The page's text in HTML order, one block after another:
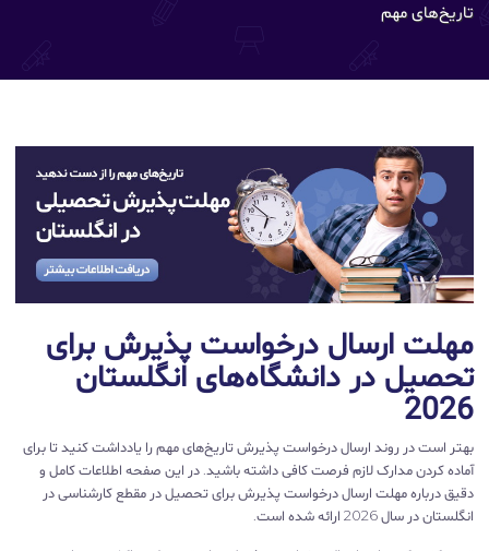
تاریخ‌های مهم
مهلت ارسال درخواست پذیرش برای
تحصیل در دانشگاه‌های انگلستان
2026
بهتر است در روند ارسال درخواست پذیرش تاریخ‌های مهم را یادداشت کنید تا برای
آماده کردن مدارک لازم فرصت کافی داشته باشید. در این صفحه اطلاعات کامل و
دقیق درباره مهلت ارسال درخواست پذیرش برای تحصیل در مقطع کارشناسی در
انگلستان در سال 2026 ارائه شده است.